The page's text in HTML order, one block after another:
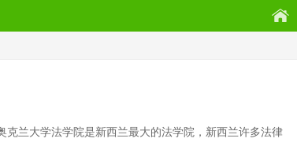
兰大学法学院是新西兰最大的法学院，新西兰许多法律